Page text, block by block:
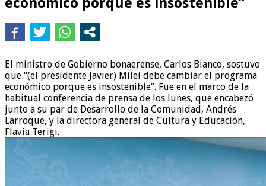
El ministro de Gobierno bonaerense, Carlos Bianco, sostuvo
que “(el presidente Javier) Milei debe cambiar el programa
económico porque es insostenible”. Fue en el marco de la
habitual conferencia de prensa de los lunes, que encabezó
junto a su par de Desarrollo de la Comunidad, Andrés
Larroque, y la directora general de Cultura y Educación,
Flavia Terigi.